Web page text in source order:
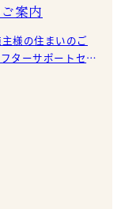
案内
様の住まいのご
ターサポートセン